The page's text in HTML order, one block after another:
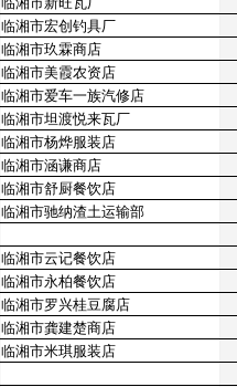
临湘市宏创钓具厂
临湘市玖霖商店
临湘市美霞农资店
临湘市爱车一族汽修店
临湘市坦渡悦来瓦厂
临湘市杨烨服装店
临湘市涵谦商店
临湘市舒厨餐饮店
临湘市驰纳渣土运输部
临湘市云记餐饮店
临湘市永柏餐饮店
临湘市罗兴桂豆腐店
临湘市龚建楚商店
临湘市米琪服装店